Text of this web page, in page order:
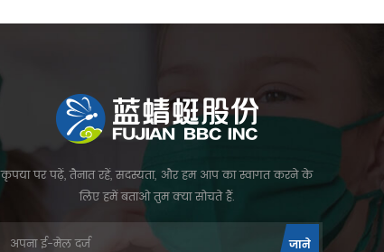
कृपया पर पढ़ें, तैनात रहें, सदस्यता, और हम आप का स्वागत करने के
लिए हमें बताओ तुम क्या सोचते हैं.